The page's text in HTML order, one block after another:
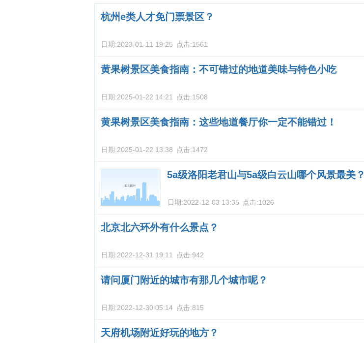
宜？
杭州e类人才免门票景区？
日期:2023-01-11 19:25 点击:1561
黄果树景区美食指南：不可错过的地道美味与特色小吃
日期:2025-01-22 14:21 点击:1508
黄果树景区美食指南：这些地道餐厅你一定不能错过！
日期:2025-01-22 13:38 点击:1472
5a级洛阳老君山与5a级白云山哪个风景最美？
日期:2022-12-03 13:35 点击:1026
北京北六环外有什么景点？
日期:2022-12-31 19:11 点击:942
请问厦门附近的城市有那几个城市呢？
日期:2022-12-30 05:14 点击:815
天府机场附近好玩的地方？